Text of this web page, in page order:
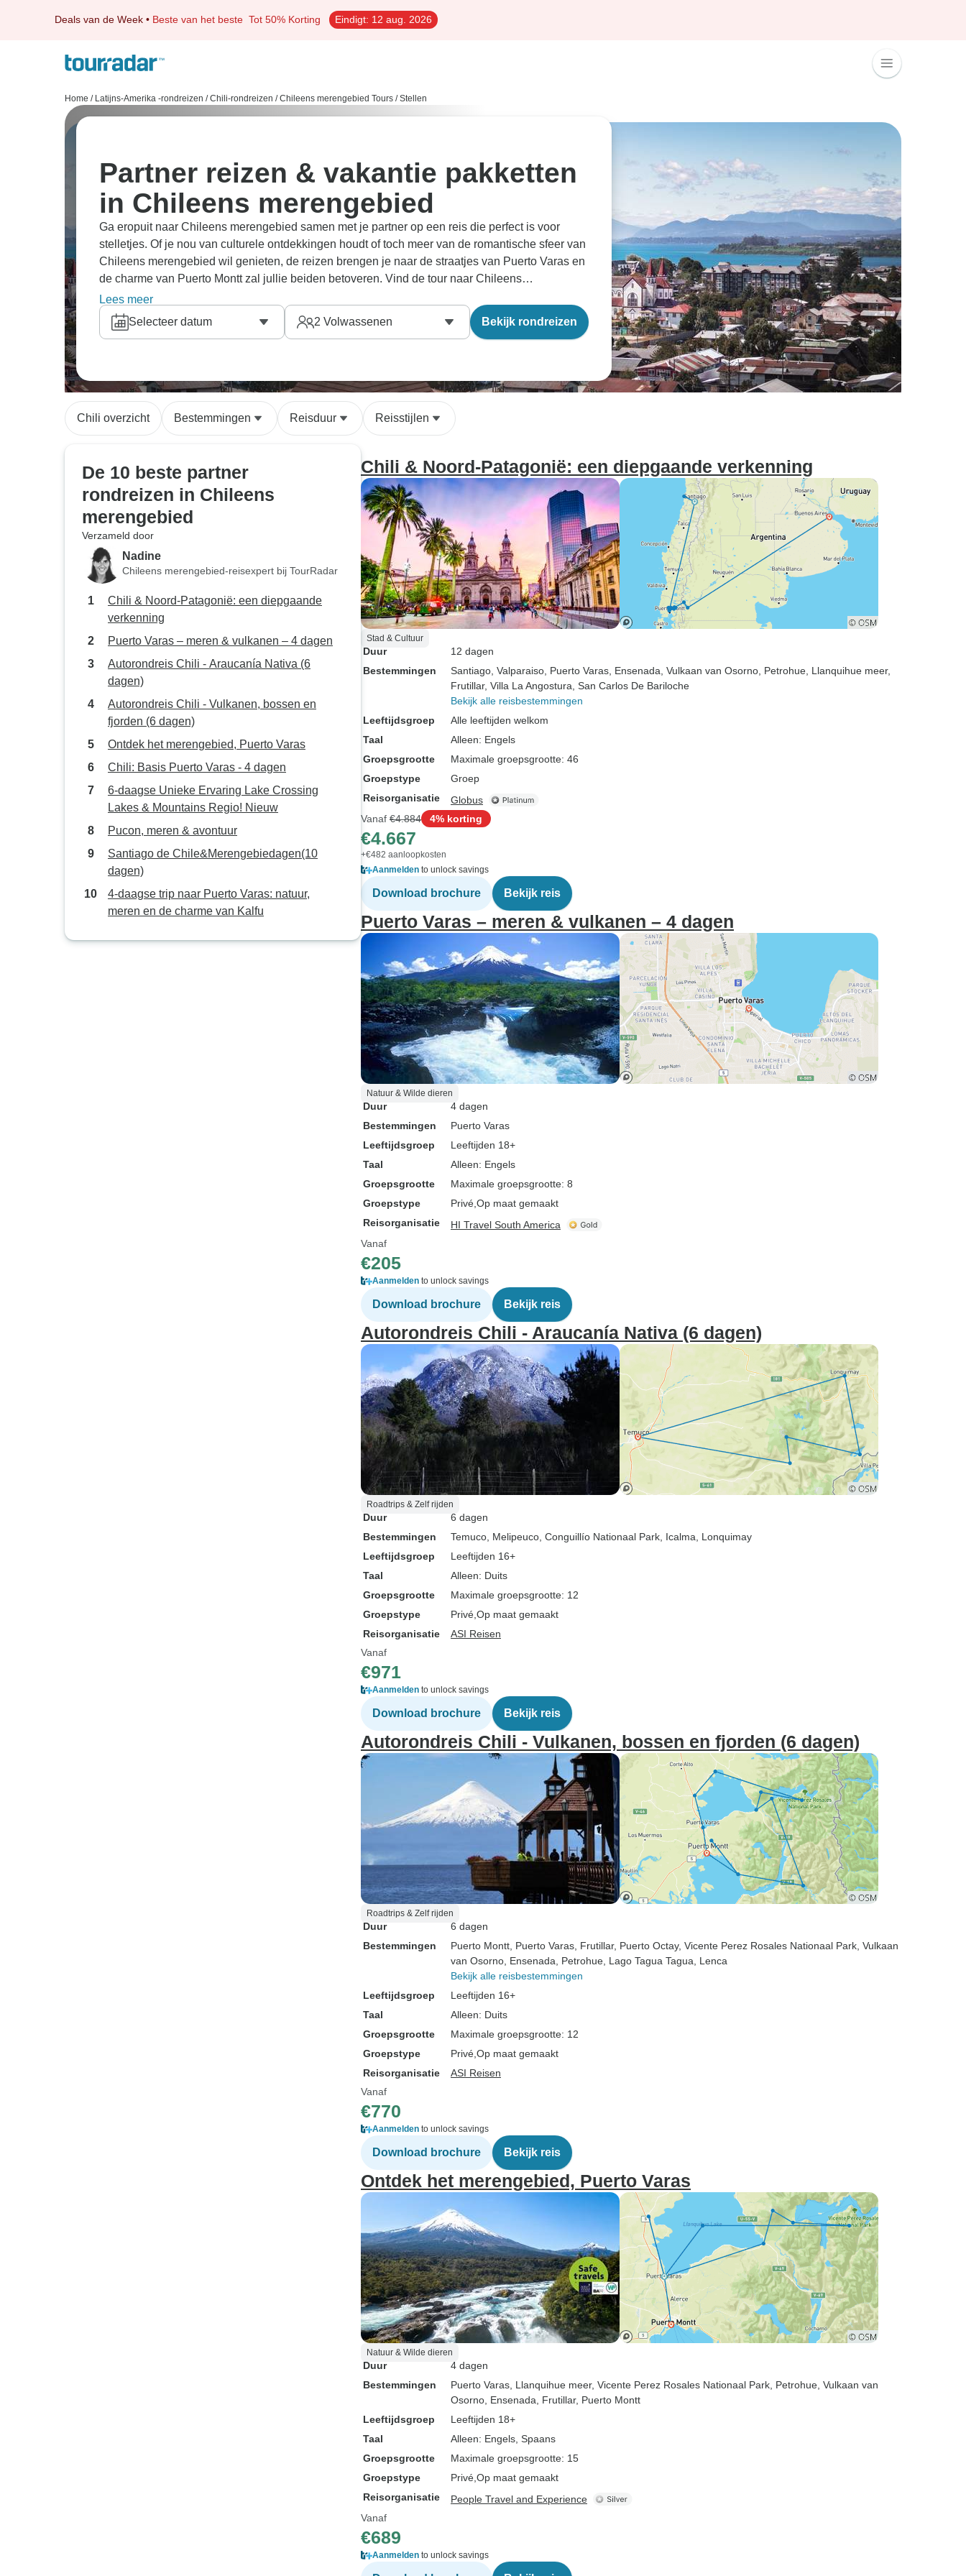
Deals van de Week • Beste van het beste Tot 50% Korting Eindigt: 12 aug. 2026
Home / Latijns-Amerika -rondreizen / Chili-rondreizen / Chileens merengebied Tours / Stellen
Partner reizen & vakantie pakketten
in Chileens merengebied
Ga eropuit naar Chileens merengebied samen met je partner op een reis die perfect is voor
stelletjes. Of je nou van culturele ontdekkingen houdt of toch meer van de romantische sfeer van
Chileens merengebied wil genieten, de reizen brengen je naar de straatjes van Puerto Varas en
de charme van Puerto Montt zal jullie beiden betoveren. Vind de tour naar Chileens
merengebied die perfect is voor jullie tweetjes, reis samen en bekijk de wereld van dichtbij.
Onze reisexperts hebben alle tours doorzocht en hebben handmatig de beste
avontuurlijke vakanties
Lees meer
Selecteer datum
2 Volwassenen Bekijk rondreizen
Chili overzicht Bestemmingen Reisduur Reisstijlen
De 10 beste partner
rondreizen in Chileens
merengebied
Verzameld door
Nadine
Chileens merengebied-reisexpert bij TourRadar
Chili & Noord-Patagonië: een diepgaande
verkenning
Puerto Varas – meren & vulkanen – 4 dagen
Autorondreis Chili - Araucanía Nativa (6
dagen)
Autorondreis Chili - Vulkanen, bossen en
fjorden (6 dagen)
Ontdek het merengebied, Puerto Varas
Chili: Basis Puerto Varas - 4 dagen
6-daagse Unieke Ervaring Lake Crossing
Lakes & Mountains Regio! Nieuw
Pucon, meren & avontuur
Santiago de Chile&Merengebiedagen(10
dagen)
4-daagse trip naar Puerto Varas: natuur,
meren en de charme van Kalfu
Chili & Noord-Patagonië: een diepgaande verkenning
Stad & Cultuur
Duur
12 dagen
Bestemmingen
Santiago , Valparaiso , Puerto Varas , Ensenada , Vulkaan van Osorno , Petrohue , Llanquihue meer,
Frutillar, Villa La Angostura , San Carlos De Bariloche
Bekijk alle reisbestemmingen
Leeftijdsgroep
Alle leeftijden welkom
Taal
Alleen: Engels
Groepsgrootte
Maximale groepsgrootte: 46
Groepstype
Groep
Reisorganisatie
Globus
Vanaf €4.884 4% korting
€4.667
+€482 aanloopkosten
Aanmelden to unlock savings
Download brochure Bekijk reis
Puerto Varas – meren & vulkanen – 4 dagen
Natuur & Wilde dieren
Duur
4 dagen
Bestemmingen
Puerto Varas
Leeftijdsgroep
Leeftijden 18+
Taal
Alleen: Engels
Groepsgrootte
Maximale groepsgrootte: 8
Groepstype
Privé Op maat gemaakt
Reisorganisatie
HI Travel South America
Vanaf
€205
Aanmelden to unlock savings
Download brochure Bekijk reis
Autorondreis Chili - Araucanía Nativa (6 dagen)
Roadtrips & Zelf rijden
Duur
6 dagen
Bestemmingen
Temuco , Melipeuco , Conguillío Nationaal Park , Icalma , Lonquimay
Leeftijdsgroep
Leeftijden 16+
Taal
Alleen: Duits
Groepsgrootte
Maximale groepsgrootte: 12
Groepstype
Privé Op maat gemaakt
Reisorganisatie
ASI Reisen
Vanaf
€971
Aanmelden to unlock savings
Download brochure Bekijk reis
Autorondreis Chili - Vulkanen, bossen en fjorden (6 dagen)
Roadtrips & Zelf rijden
Duur
6 dagen
Bestemmingen
Puerto Montt , Puerto Varas , Frutillar, Puerto Octay, Vicente Perez Rosales Nationaal Park , Vulkaan
van Osorno , Ensenada , Petrohue , Lago Tagua Tagua , Lenca
Bekijk alle reisbestemmingen
Leeftijdsgroep
Leeftijden 16+
Taal
Alleen: Duits
Groepsgrootte
Maximale groepsgrootte: 12
Groepstype
Privé Op maat gemaakt
Reisorganisatie
ASI Reisen
Vanaf
€770
Aanmelden to unlock savings
Download brochure Bekijk reis
Ontdek het merengebied, Puerto Varas
Natuur & Wilde dieren
Duur
4 dagen
Bestemmingen
Puerto Varas , Llanquihue meer, Vicente Perez Rosales Nationaal Park , Petrohue , Vulkaan van
Osorno , Ensenada , Frutillar, Puerto Montt
Leeftijdsgroep
Leeftijden 18+
Taal
Alleen: Engels, Spaans
Groepsgrootte
Maximale groepsgrootte: 15
Groepstype
Privé Op maat gemaakt
Reisorganisatie
People Travel and Experience
Vanaf
€689
Aanmelden to unlock savings